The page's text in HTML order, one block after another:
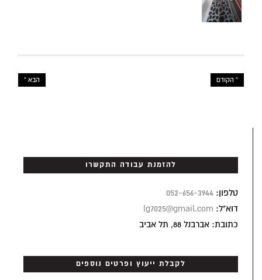
« הקודם הבא »
להזמנת עבודה התקשרו
טלפון: 052-656-3944
דוא"ל: lg7025@gmail.com
כתובת: אברבנל 88, תל אביב
לקבלת ייעוץ ופרטים נוספים